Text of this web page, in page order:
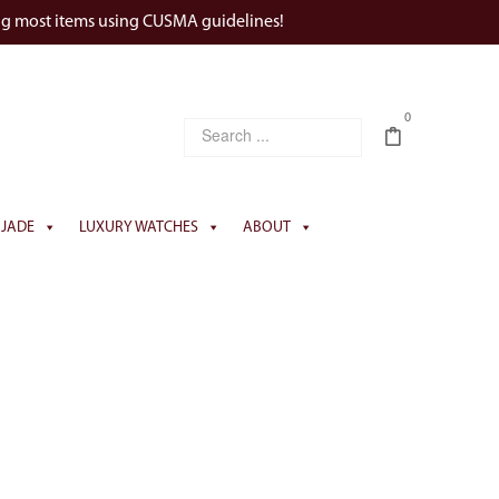
most items using CUSMA guidelines!
0
JADE LUXURY WATCHES ABOUT